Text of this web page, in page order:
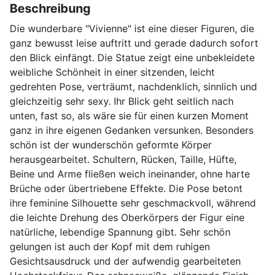
Beschreibung
Die wunderbare "Vivienne" ist eine dieser Figuren, die
ganz bewusst leise auftritt und gerade dadurch sofort
den Blick einfängt. Die Statue zeigt eine unbekleidete
weibliche Schönheit in einer sitzenden, leicht
gedrehten Pose, verträumt, nachdenklich, sinnlich und
gleichzeitig sehr sexy. Ihr Blick geht seitlich nach
unten, fast so, als wäre sie für einen kurzen Moment
ganz in ihre eigenen Gedanken versunken. Besonders
schön ist der wunderschön geformte Körper
herausgearbeitet. Schultern, Rücken, Taille, Hüfte,
Beine und Arme fließen weich ineinander, ohne harte
Brüche oder übertriebene Effekte. Die Pose betont
ihre feminine Silhouette sehr geschmackvoll, während
die leichte Drehung des Oberkörpers der Figur eine
natürliche, lebendige Spannung gibt. Sehr schön
gelungen ist auch der Kopf mit dem ruhigen
Gesichtsausdruck und der aufwendig gearbeiteten